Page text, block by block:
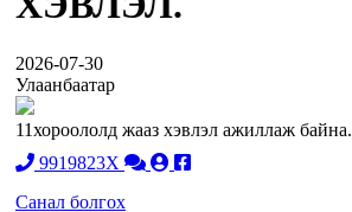
2026-07-30
Улаанбаатар
11хороололд жааз хэвлэл ажиллаж байна.
9919823X
Санал болгох